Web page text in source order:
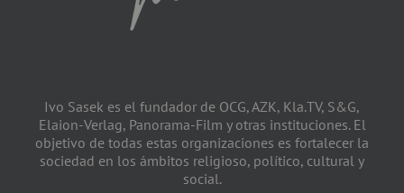
Ivo Sasek es el fundador de OCG, AZK, Kla.TV, S&G,
Elaion-Verlag, Panorama-Film y otras instituciones. El
objetivo de todas estas organizaciones es fortalecer la
sociedad en los ámbitos religioso, político, cultural y
social.